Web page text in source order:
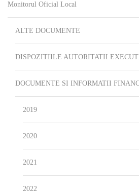
Monitorul Oficial Local
ALTE DOCUMENTE
DISPOZITIILE AUTORITATII
DOCUMENTE SI INFORMATII
2019
2020
2021
2022